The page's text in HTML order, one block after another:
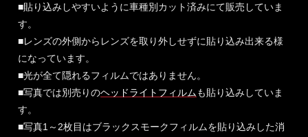
■貼り込みしやすいように車種別カット済みにて販売していま
す。
■レンズの外側からレンズを取り外しせずに貼り込み出来る様
になっています。
■光が全て隠れるフィルムではありません。
■写真では別売りのヘッドライトフィルムも貼り込みしていま
す。
■写真1～2枚目はブラックスモークフィルムを貼り込みした消